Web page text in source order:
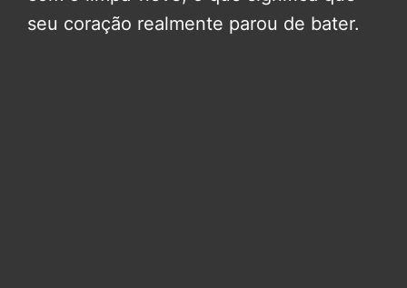
seu coração realmente parou de bater.